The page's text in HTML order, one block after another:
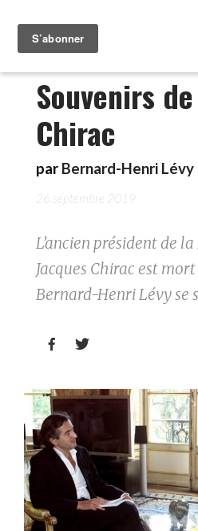
Souvenirs
Chirac
par Bernard-Henri Lévy
26 septembre 2019
L’ancien président de
Jacques Chirac est
Bernard-Henri Lévy se
 